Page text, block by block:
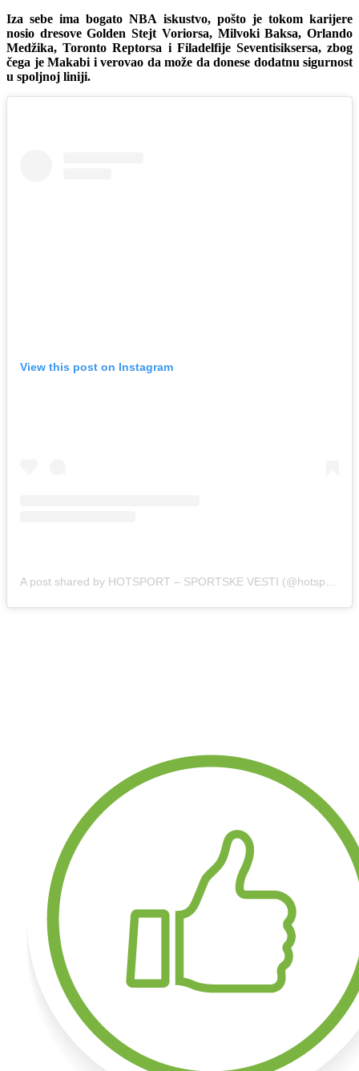
Iza sebe ima bogato NBA iskustvo, pošto je tokom karijere
nosio dresove Golden Stejt Voriorsa, Milvoki Baksa, Orlando
Medžika, Toronto Reptorsa i Filadelfije Seventisiksersa, zbog
čega je Makabi i verovao da može da donese dodatnu sigurnost
u spoljnoj liniji.
View this post on Instagram